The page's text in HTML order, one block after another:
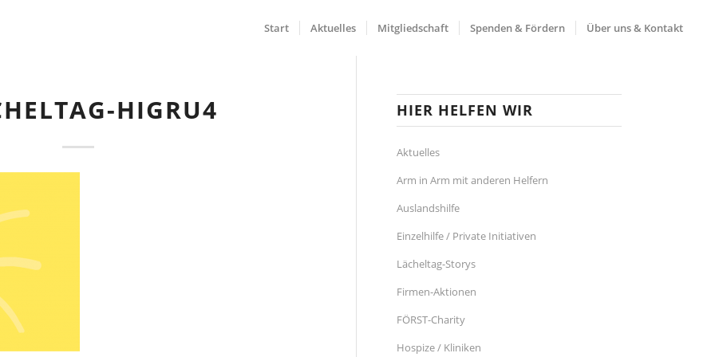
Start Aktuelles Mitgliedschaft Spenden & Fördern Über uns & Kontakt
HIGRU4 HIER HELFEN WIR
Aktuelles
Arm in Arm mit anderen Helfern
Auslandshilfe
Einzelhilfe / Private Initiativen
Lächeltag-Storys
Firmen-Aktionen
FÖRST-Charity
Hospize / Kliniken